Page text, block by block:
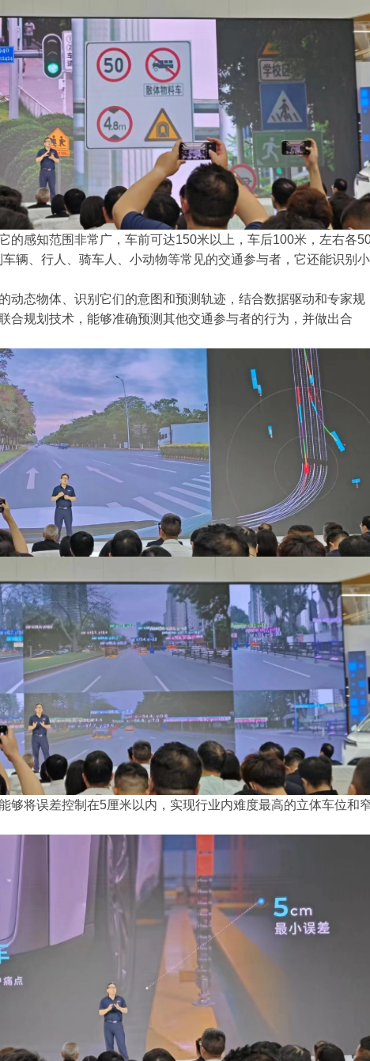
的感知范围非常广，车前可达150米以上，车后100米，左右各
辆、行人、骑车人、小动物等常见的交通参与者，它还能识别小
动态物体、识别它们的意图和预测轨迹，结合数据驱动和专家规
合规划技术，能够准确预测其他交通参与者的行为，并做出合
够将误差控制在5厘米以内，实现行业内难度最高的立体车位和